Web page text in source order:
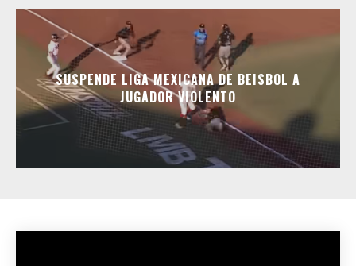
SUSPENDE LIGA MEXICANA DE BEISBOL A
JUGADOR VIOLENTO